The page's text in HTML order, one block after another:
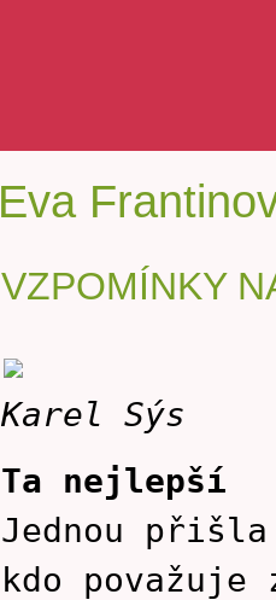
Eva
VZPOMÍNKY
Karel Sýs
Ta nejlepší
Jednou
kdo